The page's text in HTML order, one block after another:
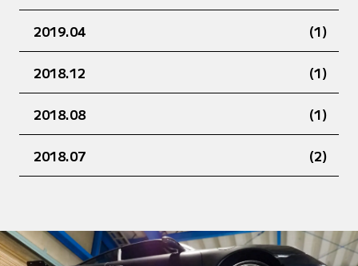
2019.04 (1)
2018.12 (1)
2018.08 (1)
2018.07 (2)